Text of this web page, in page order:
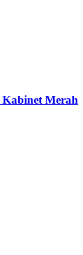
Kabinet Merah